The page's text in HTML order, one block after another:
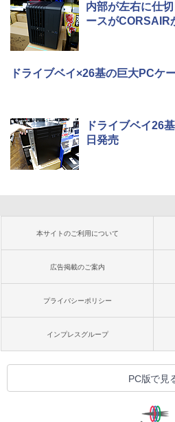
内部が左右に仕
ースがCORSAIR
ドライブベイ×26基の巨大PCケ
ドライブベイ26
日発売
本サイトのご利用について
広告掲載のご案内
プライバシーポリシー
インプレスグループ
PC版で見